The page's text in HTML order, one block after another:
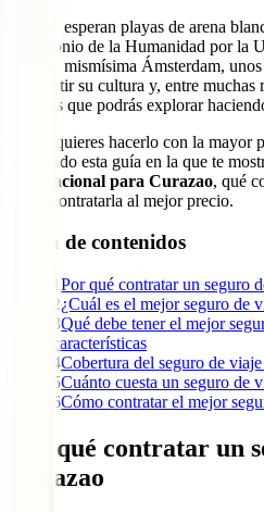
Aquí te esperan playas de arena
Patrimonio de la Humanidad por la
hasta la mismísima Ámsterdam,
compartir su cultura y, entre muchas
marinos que podrás explorar
Como quieres hacerlo con la mayor
preparado esta guía en la que te
internacional para Curazao, qué
cómo contratarla al mejor precio.
Tabla de contenidos
1Por qué contratar un seguro
2¿Cuál es el mejor seguro de
3Qué debe tener el mejor
características
4Cobertura del seguro de
5Cuánto cuesta un seguro de
6Cómo contratar el mejor
Por qué contratar un
Curazao